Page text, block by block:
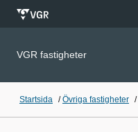
VGR fastigheter
Startsida /Övriga fastigheter /